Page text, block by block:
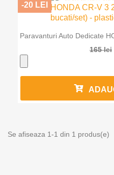
Paravanturi Auto Dedicate
165 lei
-20 LEI
Se afiseaza 1-1 din 1 produs(e)